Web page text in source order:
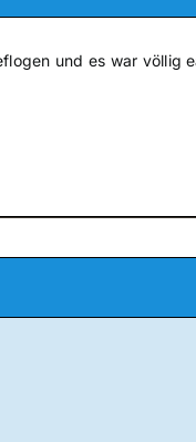
und es war völlig